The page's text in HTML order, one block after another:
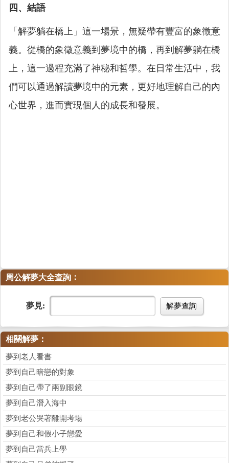
四、結語
「解夢躺在橋上」這一場景，無疑帶有豐富的象徵意
義。從橋的象徵意義到夢境中的橋，再到解夢躺在橋
上，這一過程充滿了神秘和哲學。在日常生活中，我
們可以通過解讀夢境中的元素，更好地理解自己的內
心世界，進而實現個人的成長和發展。
周公解夢大全查詢 ：
夢見: 解夢查詢
相關解夢：
夢到老人看書
夢到自己暗戀的對象
夢到自己帶了兩副眼鏡
夢到自己潛入海中
夢到老公哭著離開考場
夢到自己和假小子戀愛
夢到自己當兵上學